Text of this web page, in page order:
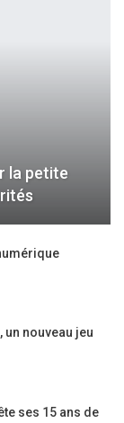
la petite
un nouveau jeu
ses 15 ans de